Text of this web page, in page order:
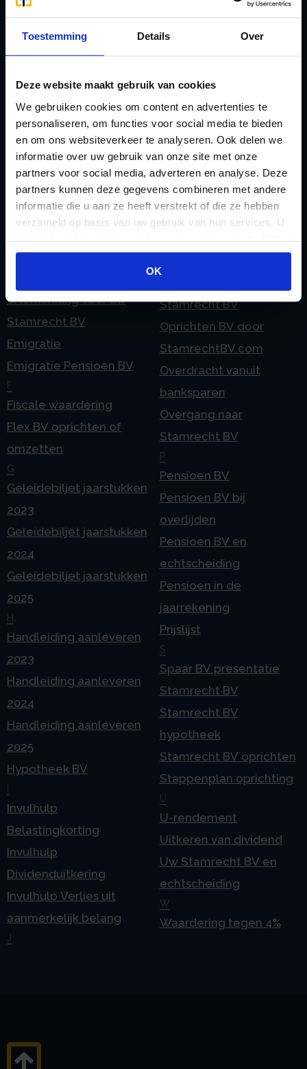
Toestemming Details Over
Deze website maakt gebruik van cookies
We gebruiken cookies om content en advertenties te
personaliseren, om functies voor social media te bieden
en om ons websiteverkeer te analyseren. Ook delen we
informatie over uw gebruik van onze site met onze
partners voor social media, adverteren en analyse. Deze
partners kunnen deze gegevens combineren met andere
informatie die u aan ze heeft verstrekt of die ze hebben
verzameld op basis van uw gebruik van hun services. U
gaat akkoord met onze cookies als u onze website blijft
gebruiken.
OK
Afkoop Stamrecht
Belastingdienst
rekeningnummer
Checklist IB 2023 (PDF)
Checklist IB 2023 (Word)
Checklist IB 2024 (PDF)
Checklist IB 2024 (Word)
Checklist IB 2025 (PDF)
Checklist IB 2025 (Word)
eHerkenning voor uw
Stamrecht BV
Emigratie
Emigratie Pensioen BV
F
Fiscale waardering
Flex BV oprichten of
omzetten
G
Geleidebiljet jaarstukken
2023
Geleidebiljet jaarstukken
2024
Geleidebiljet jaarstukken
2025
H
Handleiding aanleveren
2023
Handleiding aanleveren
2024
Handleiding aanleveren
2025
Hypotheek BV
Invulhulp
Belastingkorting
Invulhulp
Dividenduitkering
Invulhulp Verlies uit
aanmerkelijk belang
M
Mogelijkheden
Stamrecht BV
ODV BV
Ontbinden Stamrecht
Stamrecht BV
Oprichten BV door
StamrechtBV.com
Overdracht vanuit
banksparen
Overgang naar
Stamrecht BV
P
Pensioen BV
Pensioen BV bij
overlijden
Pensioen BV en
echtscheiding
Pensioen in de
jaarrekening
Prijslijst
S
Spaar BV presentatie
Stamrecht BV
Stamrecht BV
hypotheek
Stamrecht BV oprichten
Stappenplan oprichting
U
U-rendement
Uitkeren van dividend
Uw Stamrecht BV en
echtscheiding
W
Waardering tegen 4%